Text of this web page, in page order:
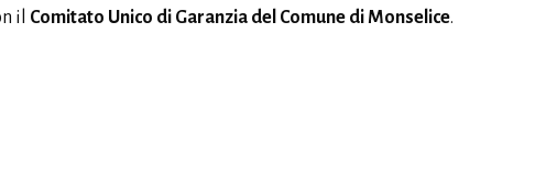
il Comitato Unico di Garanzia del Comune di Monselice.